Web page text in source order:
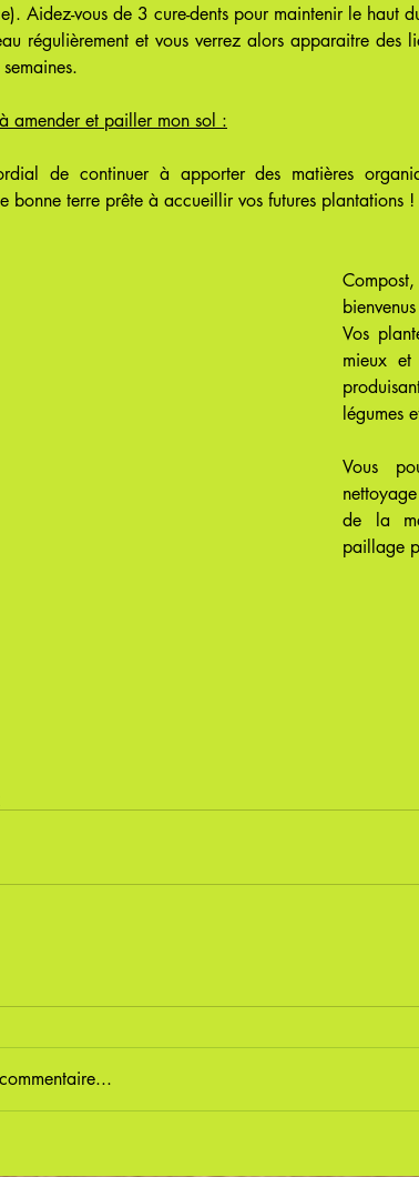
Aidez-vous de 3 cure-dents pour maintenir le haut
régulièrement et vous verrez alors apparaitre des
amender et pailler mon sol :
de continuer à apporter des matières
bonne terre prête à accueillir vos futures plantations !
Vos
mieux et
légumes
Vous
de la
paillage